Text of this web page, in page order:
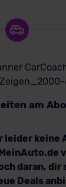
am
leider keine
daran, dir
Deals